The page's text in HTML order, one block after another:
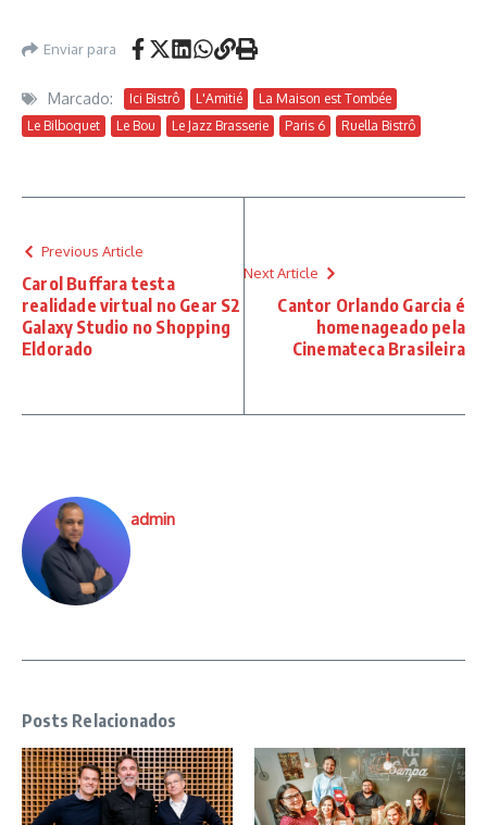
Enviar para
Marcado: Ici Bistrô L'Amitié
La Maison est Tombée
Le Bilboquet
Le Bou Le Jazz Brasserie Paris 6 Ruella Bistrô
Previous Article
Carol Buffara testa
realidade virtual no Gear S2
Galaxy Studio no Shopping
Eldorado
Next Article
Cantor Orlando Garcia é
homenageado pela
Cinemateca Brasileira
admin
Posts Relacionados